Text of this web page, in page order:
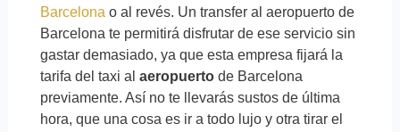
Barcelona o al revés. Un transfer al aeropuerto de
Barcelona te permitirá disfrutar de ese servicio sin
gastar demasiado, ya que esta empresa fijará la
tarifa del taxi al aeropuertode Barcelona
previamente. Así no te llevarás sustos de última
hora, que una cosa es ir a todo lujo y otra tirar el